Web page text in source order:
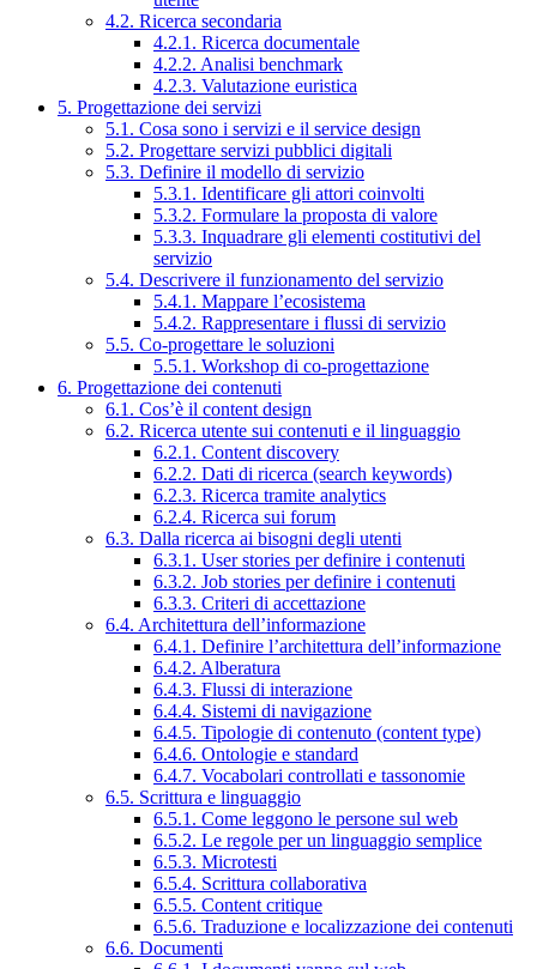
4.2. Ricerca secondaria
4.2.1. Ricerca documentale
4.2.2. Analisi benchmark
4.2.3. Valutazione euristica
5. Progettazione dei servizi
5.1. Cosa sono i servizi e il service design
5.2. Progettare servizi pubblici digitali
5.3. Definire il modello di servizio
5.3.1. Identificare gli attori coinvolti
5.3.2. Formulare la proposta di valore
5.3.3. Inquadrare gli elementi costitutivi del
servizio
5.4. Descrivere il funzionamento del servizio
5.4.1. Mappare l’ecosistema
5.4.2. Rappresentare i flussi di servizio
5.5. Co-progettare le soluzioni
5.5.1. Workshop di co-progettazione
6. Progettazione dei contenuti
6.1. Cos’è il content design
6.2. Ricerca utente sui contenuti e il linguaggio
6.2.1. Content discovery
6.2.2. Dati di ricerca (search keywords)
6.2.3. Ricerca tramite analytics
6.2.4. Ricerca sui forum
6.3. Dalla ricerca ai bisogni degli utenti
6.3.1. User stories per definire i contenuti
6.3.2. Job stories per definire i contenuti
6.3.3. Criteri di accettazione
6.4. Architettura dell’informazione
6.4.1. Definire l’architettura dell’informazione
6.4.2. Alberatura
6.4.3. Flussi di interazione
6.4.4. Sistemi di navigazione
6.4.5. Tipologie di contenuto (content type)
6.4.6. Ontologie e standard
6.4.7. Vocabolari controllati e tassonomie
6.5. Scrittura e linguaggio
6.5.1. Come leggono le persone sul web
6.5.2. Le regole per un linguaggio semplice
6.5.3. Microtesti
6.5.4. Scrittura collaborativa
6.5.5. Content critique
6.5.6. Traduzione e localizzazione dei contenuti
6.6. Documenti